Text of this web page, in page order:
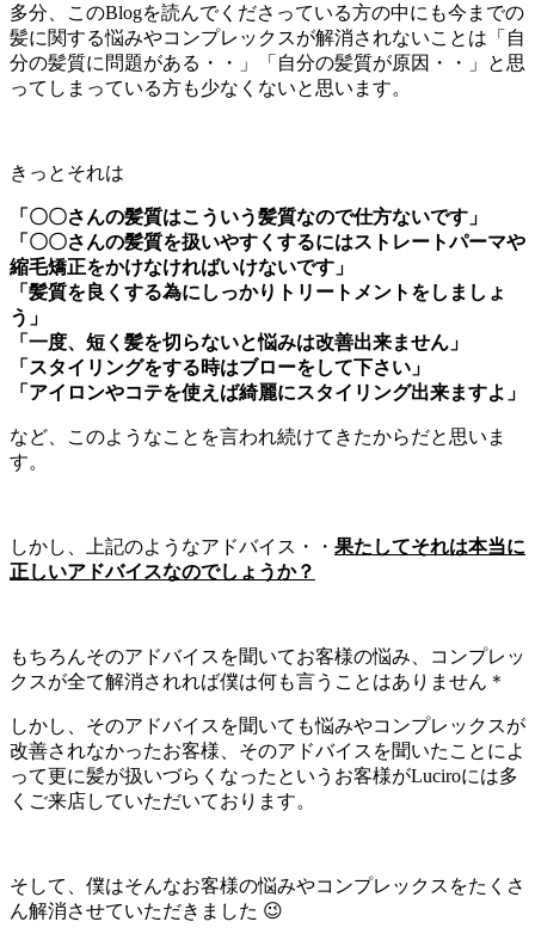
多分、このBlogを読んでくださっている方の中にも今までの
髪に関する悩みやコンプレックスが解消されないことは「自
分の髪質に問題がある・・」「自分の髪質が原因・・」と思
ってしまっている方も少なくないと思います。
きっとそれは
「〇〇さんの髪質はこういう髪質なので仕方ないです」
「〇〇さんの髪質を扱いやすくするにはストレートパーマや
縮毛矯正をかけなければいけないです」
「髪質を良くする為にしっかりトリートメントをしましょ
う」
「一度、短く髪を切らないと悩みは改善出来ません」
「スタイリングをする時はブローをして下さい」
「アイロンやコテを使えば綺麗にスタイリング出来ますよ」
など、このようなことを言われ続けてきたからだと思いま
す。
しかし、上記のようなアドバイス・・ 果たしてそれは本当に
正しいアドバイスなのでしょうか？
もちろんそのアドバイスを聞いてお客様の悩み、コンプレッ
クスが全て解消されれば僕は何も言うことはありません＊
しかし、そのアドバイスを聞いても悩みやコンプレックスが
改善されなかったお客様、そのアドバイスを聞いたことによ
って更に髪が扱いづらくなったというお客様がLuciroには多
くご来店していただいております。
そして、僕はそんなお客様の悩みやコンプレックスをたくさ
ん解消させていただきました 😉